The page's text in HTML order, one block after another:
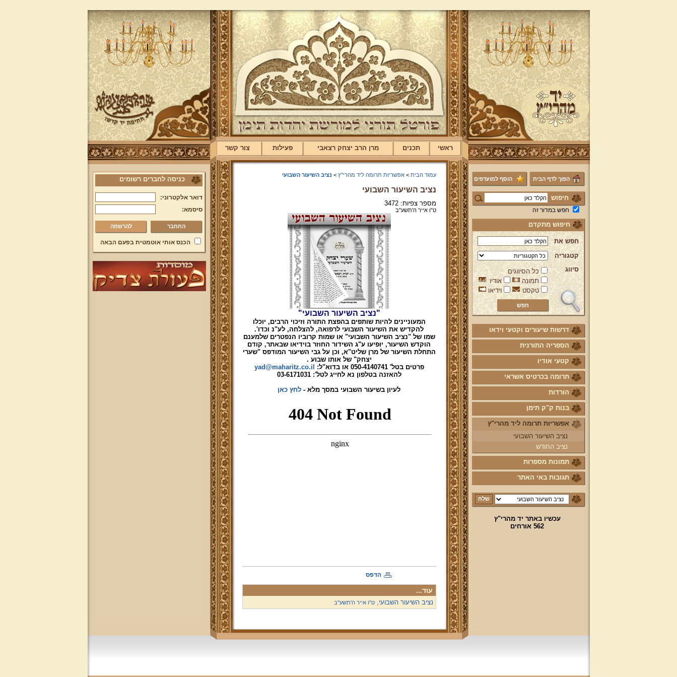
ראשי תכנים מרן הרב יצחק רצאבי פעילות צור קשר
הפוך לדף הבית הוסף למועדפים
חיפוש
חפש במדור זה
חיפוש מתקדם
חפש את
קטגוריה
סיווג
כל הסיווגים
תמונה
אודיו
טקסט
וידיאו
דרשות שיעורים וקטעי וידאו
הספריה התורנית
קטעי אודיו
תרומה בכרטיס אשראי
הורדות
בנות ק"ק תימן
אפשריות תרומה ליד מהרי"ץ
נציב השיעור השבועי
נציב החודש
תמונות מספרות
תגובות באי האתר
עכשיו באתר יד מהרי"ץ
562 אורחים
עמוד הבית >אפשריות תרומה ליד מהרי"ץ > נציב השיעור השבועי
נציב השיעור השבועי
מספר צפיות: 3472
ט"ו אייר ה'תשע''ב
"נציב השיעור השבועי"
המעוניינים להיות שותפים בהפצת התורה וזיכוי הרבים, יוכלו
להקדיש את השיעור השבועי לרפואה, להצלחה, לע"נ וכדו'.
שמו של "נציב השיעור השבועי" או שמות קרוביו הנפטרים שלמענם
הוקדש השיעור, יופיעו ע"ג השידור החוזר בוידיאו שבאתר, קודם
התחלת השיעור של מרן שליט"א, וכן על גבי השיעור המודפס "שערי
יצחק" של אותו שבוע .
פרטים בטל' 050-4140741 או בדוא"ל:
yad@maharitz.co.il
להאזנה בטלפון נא לחייג לטל': 03-6171031
לעיון בשיעור השבועי במסך מלא - לחץ כאן
הדפס
עוד...
נציב השיעור השבועי,ט"ו אייר ה'תשע''ב
כניסה לחברים רשומים
דואר אלקטרוני:
סיסמא:
להרשמה
הכנס אותי אוטמטית בפעם הבאה